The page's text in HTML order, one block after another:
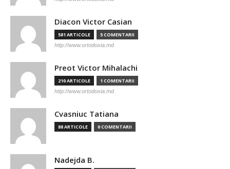
Diacon Victor Casian
581 ARTICOLE 5 COMENTARII
http://www.ortodoxia.md
Preot Victor Mihalachi
210 ARTICOLE 1 COMENTARII
http://www.ortodoxia.md
Cvasniuc Tatiana
88 ARTICOLE 0 COMENTARII
Nadejda B.